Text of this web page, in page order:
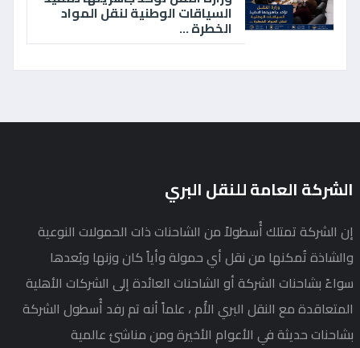
السياقات الوطنية لنقل المواد
الخطرة ...
الشركة العامة للنقل البري
إن الشركة تمتلك أُسطولاً من الشاحنات ذات الحمولات النوعية
والشاذة تُمكنها من نقل أي حمولة وأياً كان وزنها وبُعدها
سواءً بشاحنات الشركة أو الشاحنات العائدة إلى الشركات الأهلية
المتعاقدة مع النقل البري الأُم ، علماً أنه تم رفد أُسطول الشركة
بشاحنات حديثة في الأعوام الأخيرة ومن مناشئ عالمية